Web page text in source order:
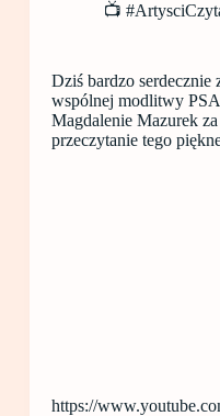
📺
Dziś bardzo serdecznie
wspólnej modlitwy
Magdalenie Mazurek
przeczytanie tego
https://